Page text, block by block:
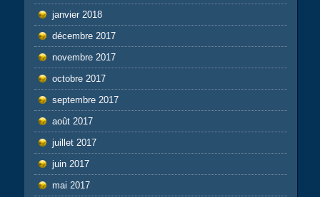
janvier 2018
décembre 2017
novembre 2017
octobre 2017
septembre 2017
août 2017
juillet 2017
juin 2017
mai 2017